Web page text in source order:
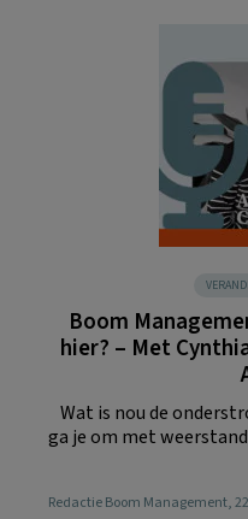
Boom
hier? – Met
Wat is nou de
ga je om met
Redactie Boom Management,